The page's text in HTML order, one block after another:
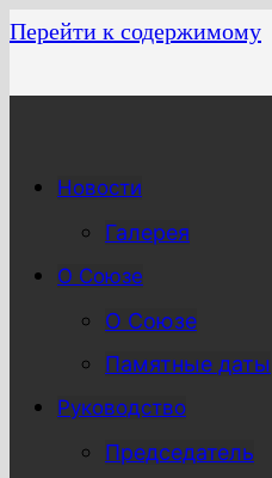
Перейти к содержимому
Новости
Галерея
О Союзе
О Союзе
Памятные даты
Руководство
Председатель